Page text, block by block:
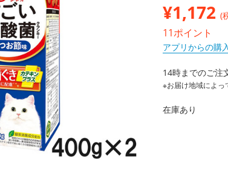
¥1,172 (
11ポイント
アプリからの購
14時までのご注
※お届け地域によっ
在庫あり